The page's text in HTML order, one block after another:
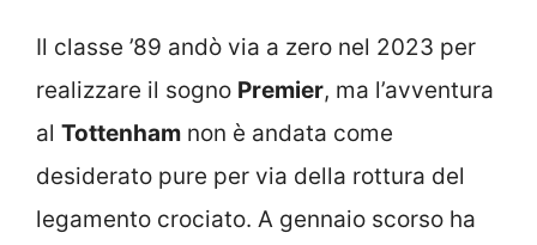
Il classe ’89 andò via a zero nel 2023 per
realizzare il sogno Premier, ma l’avventura
al Tottenham non è andata come
desiderato pure per via della rottura del
legamento crociato. A gennaio scorso ha